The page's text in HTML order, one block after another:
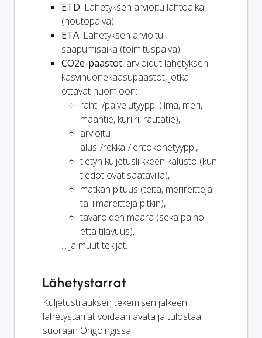
ETD: Lähetyksen arvioitu lähtöaika
(noutopäivä)
ETA: Lähetyksen arvioitu
saapumisaika (toimituspäivä)
CO2e-päästöt: arvioidut lähetyksen
kasvihuonekaasupäästöt, jotka
ottavat huomioon:
rahti-/palvelutyyppi (ilma, meri,
maantie, kuriiri, rautatie),
arvioitu
alus-/rekka-/lentokonetyyppi,
tietyn kuljetusliikkeen kalusto (kun
tiedot ovat saatavilla),
matkan pituus (teitä, merireittejä
tai ilmareittejä pitkin),
tavaroiden määrä (sekä paino
että tilavuus),
... ja muut tekijät.
Lähetystarrat
Kuljetustilauksen tekemisen jälkeen
lähetystarrat voidaan avata ja tulostaa
suoraan Ongoingissa.